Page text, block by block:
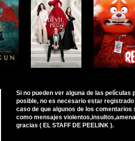
Si no pueden ver alguna de las
posible, no es necesario estar
caso de que algunos de los
como mensajes
gracias ( EL STAFF DE PEELINK ).